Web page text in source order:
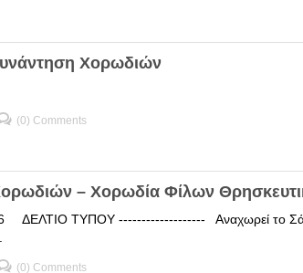
Χορωδιών
(0) Comments
– Χορωδία Φίλων
ΔΕΛΤΙΟ ΤΥΠΟΥ ------------------- Αναχωρεί το
(0) Comments